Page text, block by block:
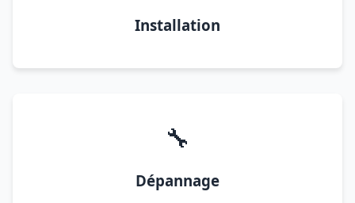
Installation
🔧
Dépannage